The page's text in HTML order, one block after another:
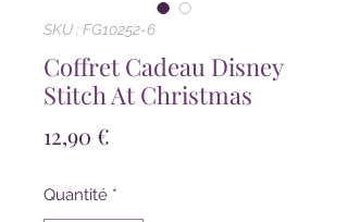
SKU : FG10252-6
Coffret Cadeau Disney
Stitch At Christmas
12,90 €
Quantité *